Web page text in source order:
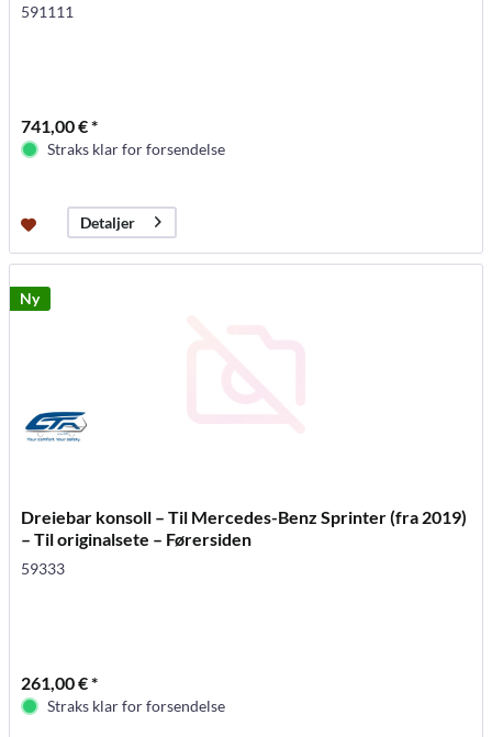
591111
741,00 € *
Straks klar for forsendelse
Detaljer
Ny
Dreiebar konsoll – Til Mercedes-Benz Sprinter (fra 2019)
– Til originalsete – Førersiden
59333
261,00 € *
Straks klar for forsendelse